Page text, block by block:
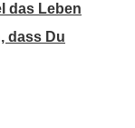
das Leben
dass Du